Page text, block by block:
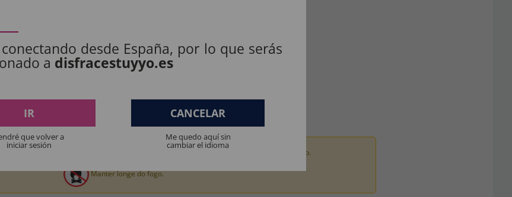
destinados a crianças menores de 36 meses devem ser supervisionados por um adulto.
Manter longe do fogo.
desde España, por lo que serás
a disfracestuyyo.es
IR
que volver a
iniciar sesión
CANCELAR
Me quedo aquí sin
cambiar el idioma